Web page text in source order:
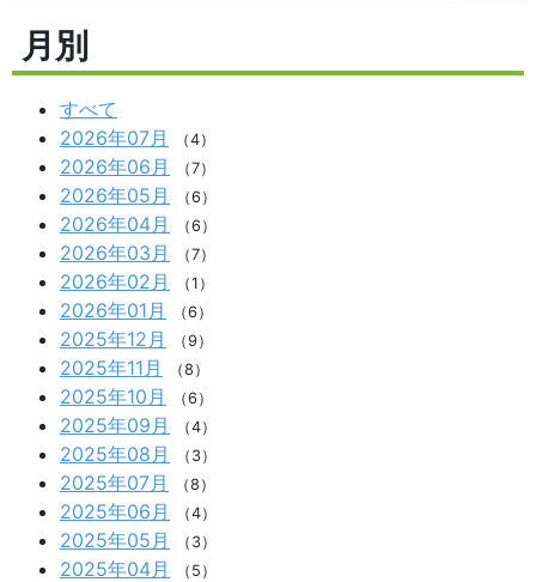
月別
すべて
2026年07月
（4）
2026年06月 （7）
2026年05月 （6）
2026年04月 （6）
2026年03月 （7）
2026年02月 （1）
2026年01月 （6）
2025年12月 （9）
2025年11月 （8）
2025年10月 （6）
2025年09月 （4）
2025年08月 （3）
2025年07月 （8）
2025年06月 （4）
2025年05月 （3）
2025年04月 （5）